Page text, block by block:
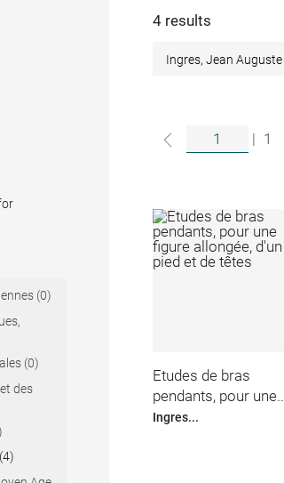
(0)
(0)
des
4 results
Ingres, Jean
| 1
Etudes de bras
pendants, pour
Ingres...